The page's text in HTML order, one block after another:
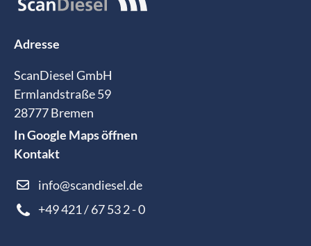
Adresse
ScanDiesel GmbH
Ermlandstraße 59
28777 Bremen
In Google Maps öffnen
Kontakt
info@scandiesel.de
+49 421 / 67 53 2 - 0